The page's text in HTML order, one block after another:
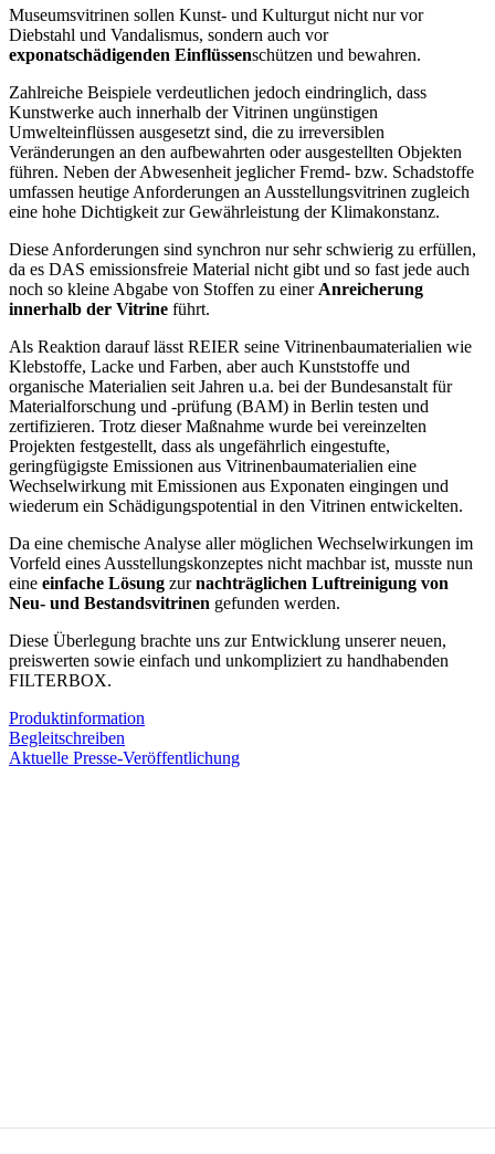
Museumsvitrinen sollen Kunst- und Kulturgut nicht nur vor
Diebstahl und Vandalismus, sondern auch vor
exponatschädigenden Einflüssenschützen und bewahren.
Zahlreiche Beispiele verdeutlichen jedoch eindringlich, dass
Kunstwerke auch innerhalb der Vitrinen ungünstigen
Umwelteinflüssen ausgesetzt sind, die zu irreversiblen
Veränderungen an den aufbewahrten oder ausgestellten Objekten
führen. Neben der Abwesenheit jeglicher Fremd- bzw. Schadstoffe
umfassen heutige Anforderungen an Ausstellungsvitrinen zugleich
eine hohe Dichtigkeit zur Gewährleistung der Klimakonstanz.
Diese Anforderungen sind synchron nur sehr schwierig zu erfüllen,
da es DAS emissionsfreie Material nicht gibt und so fast jede auch
noch so kleine Abgabe von Stoffen zu einer Anreicherung
innerhalb der Vitrine führt.
Als Reaktion darauf lässt REIER seine Vitrinenbaumaterialien wie
Klebstoffe, Lacke und Farben, aber auch Kunststoffe und
organische Materialien seit Jahren u.a. bei der Bundesanstalt für
Materialforschung und -prüfung (BAM) in Berlin testen und
zertifizieren. Trotz dieser Maßnahme wurde bei vereinzelten
Projekten festgestellt, dass als ungefährlich eingestufte,
geringfügigste Emissionen aus Vitrinenbaumaterialien eine
Wechselwirkung mit Emissionen aus Exponaten eingingen und
wiederum ein Schädigungspotential in den Vitrinen entwickelten.
Da eine chemische Analyse aller möglichen Wechselwirkungen im
Vorfeld eines Ausstellungskonzeptes nicht machbar ist, musste nun
eine einfache Lösung zurnachträglichen Luftreinigung von
Neu- und Bestandsvitrinen gefunden werden.
Diese Überlegung brachte uns zur Entwicklung unserer neuen,
preiswerten sowie einfach und unkompliziert zu handhabenden
FILTERBOX.
Produktinformation
Begleitschreiben
Aktuelle Presse-Veröffentlichung